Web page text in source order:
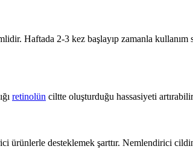
Haftada 2-3 kez başlayıp zamanla kullanım
retinolün ciltte oluşturduğu hassasiyeti
ürünlerle desteklemek şarttır. Nemlendirici